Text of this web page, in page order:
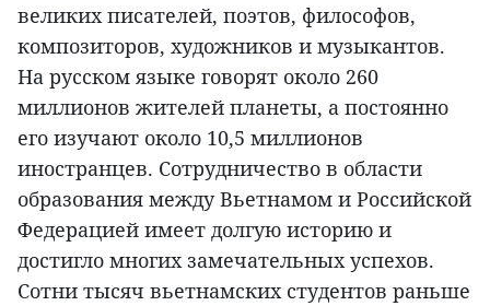
великих писателей, поэтов, философов,
композиторов, художников и музыкантов.
На русском языке говорят около 260
миллионов жителей планеты, а постоянно
его изучают около 10,5 миллионов
иностранцев. Сотрудничество в области
образования между Вьетнамом и Российской
Федерацией имеет долгую историю и
достигло многих замечательных успехов.
Сотни тысяч вьетнамских студентов раньше